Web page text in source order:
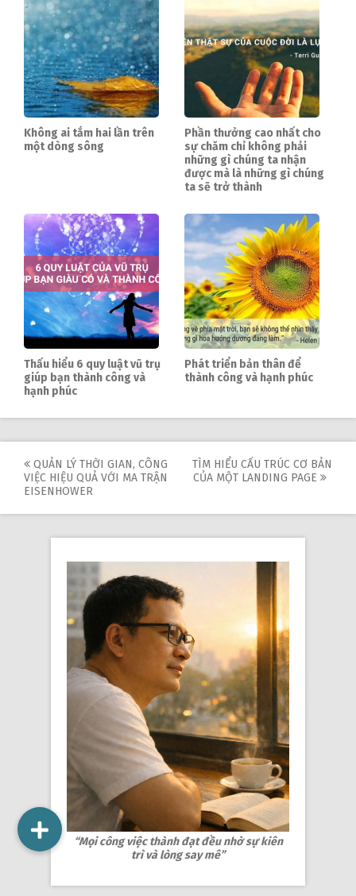
Không ai tắm hai lần trên
một dòng sông
Phần thưởng cao nhất cho
sự chăm chỉ không phải
những gì chúng ta nhận
được mà là những gì chúng
ta sẽ trở thành
Thấu hiểu 6 quy luật vũ trụ
giúp bạn thành công và
hạnh phúc
Phát triển bản thân để
thành công và hạnh phúc
Post
navigation
QUẢN LÝ THỜI GIAN, CÔNG
VIỆC HIỆU QUẢ VỚI MA TRẬN
EISENHOWER
TÌM HIỂU CẤU TRÚC CƠ BẢN
CỦA MỘT LANDING PAGE
“Mọi công việc thành đạt đều nhờ sự kiên
trì và lòng say mê”